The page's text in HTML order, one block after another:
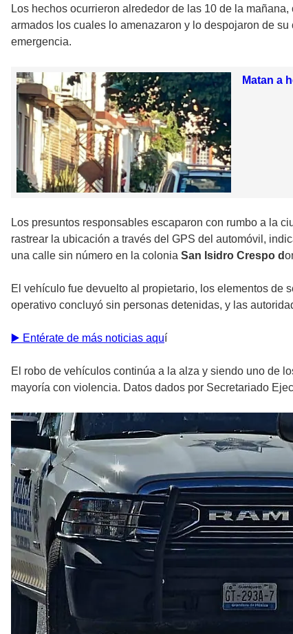
Los hechos ocurrieron alrededor de las 10 de la
armados los cuales lo amenazaron y lo despojaron de su
emergencia.
Matan a
Los presuntos responsables escaparon con rumbo a la
rastrear la ubicación a través del GPS del automóvil,
una calle sin número en la colonia San Isidro Crespo d
El vehículo fue devuelto al propietario, los elementos de
operativo concluyó sin personas detenidas, y las
▶️ Entérate de más noticias aquí
El robo de vehículos continúa a la alza y siendo uno de
mayoría con violencia. Datos dados por Secretariado